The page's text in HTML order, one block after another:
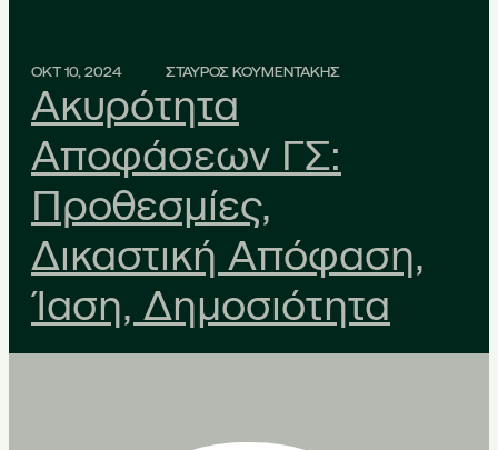
ΟΚΤ 10, 2024 ΣΤΑΥΡΟΣ ΚΟΥΜΕΝΤΑΚΗΣ
Ακυρότητα
Αποφάσεων ΓΣ:
Προθεσμίες,
Δικαστική Απόφαση,
Ίαση, Δημοσιότητα